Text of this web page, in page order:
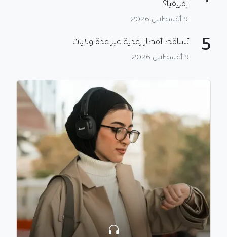
إفريقيا؟
9 أغسطس 2026
5 تساقط أمطار رعدية عبر عدة ولايات
9 أغسطس 2026